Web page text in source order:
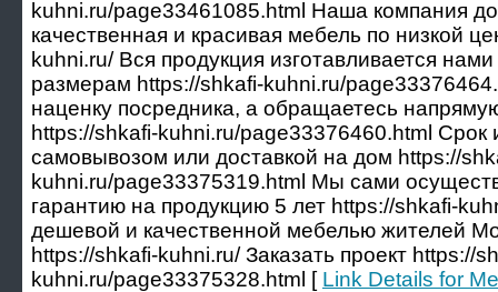
kuhni.ru/page33461085.html Наша компания
качественная и красивая мебель по низкой
kuhni.ru/ Вся продукция изготавливается
размерам https://shkafi-kuhni.ru/
наценку посредника, а обращаетесь
https://shkafi-kuhni.ru/page33376460.html Срок
самовывозом или доставкой на дом https://
kuhni.ru/page33375319.html Мы сами
гарантию на продукцию 5 лет https://shkafi-
дешевой и качественной мебелью жителей
https://shkafi-kuhni.ru/ Заказать проект https://
kuhni.ru/page33375328.html [ Link Details for